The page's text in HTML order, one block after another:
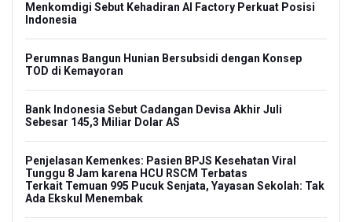
Menkomdigi Sebut Kehadiran AI Factory Perkuat Posisi
Indonesia
Perumnas Bangun Hunian Bersubsidi dengan Konsep
TOD di Kemayoran
Bank Indonesia Sebut Cadangan Devisa Akhir Juli
Sebesar 145,3 Miliar Dolar AS
Penjelasan Kemenkes: Pasien BPJS Kesehatan Viral
Tunggu 8 Jam karena HCU RSCM Terbatas
Terkait Temuan 995 Pucuk Senjata, Yayasan Sekolah: Tak
Ada Ekskul Menembak